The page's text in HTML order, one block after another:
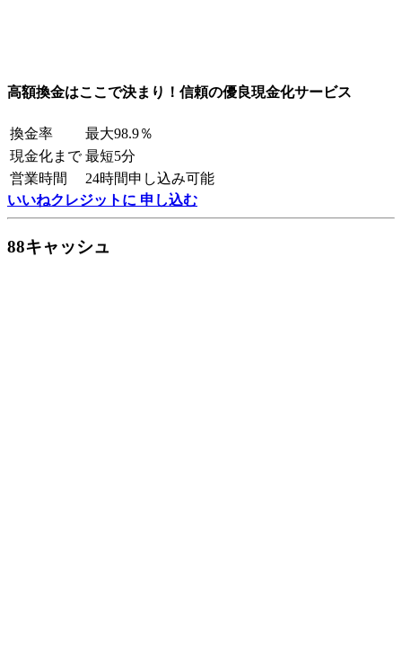
高額換金はここで決まり！信頼の優良現金化サービス
換金率
最大98.9％
現金化まで 最短5分
営業時間
24時間申し込み可能
いいねクレジットに 申し込む
88キャッシュ